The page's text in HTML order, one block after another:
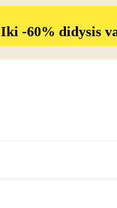
Iki -60% didysis